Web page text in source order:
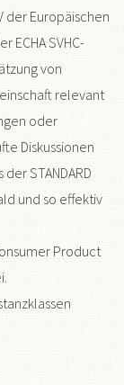
der Europäischen
ECHA SVHC-
von
relevant
oder
Diskussionen
STANDARD
und so effektiv
Product